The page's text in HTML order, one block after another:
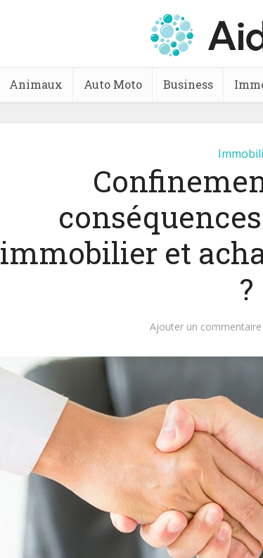
Animaux Auto Moto Business
immobilier et
?
Ajouter un commentaire